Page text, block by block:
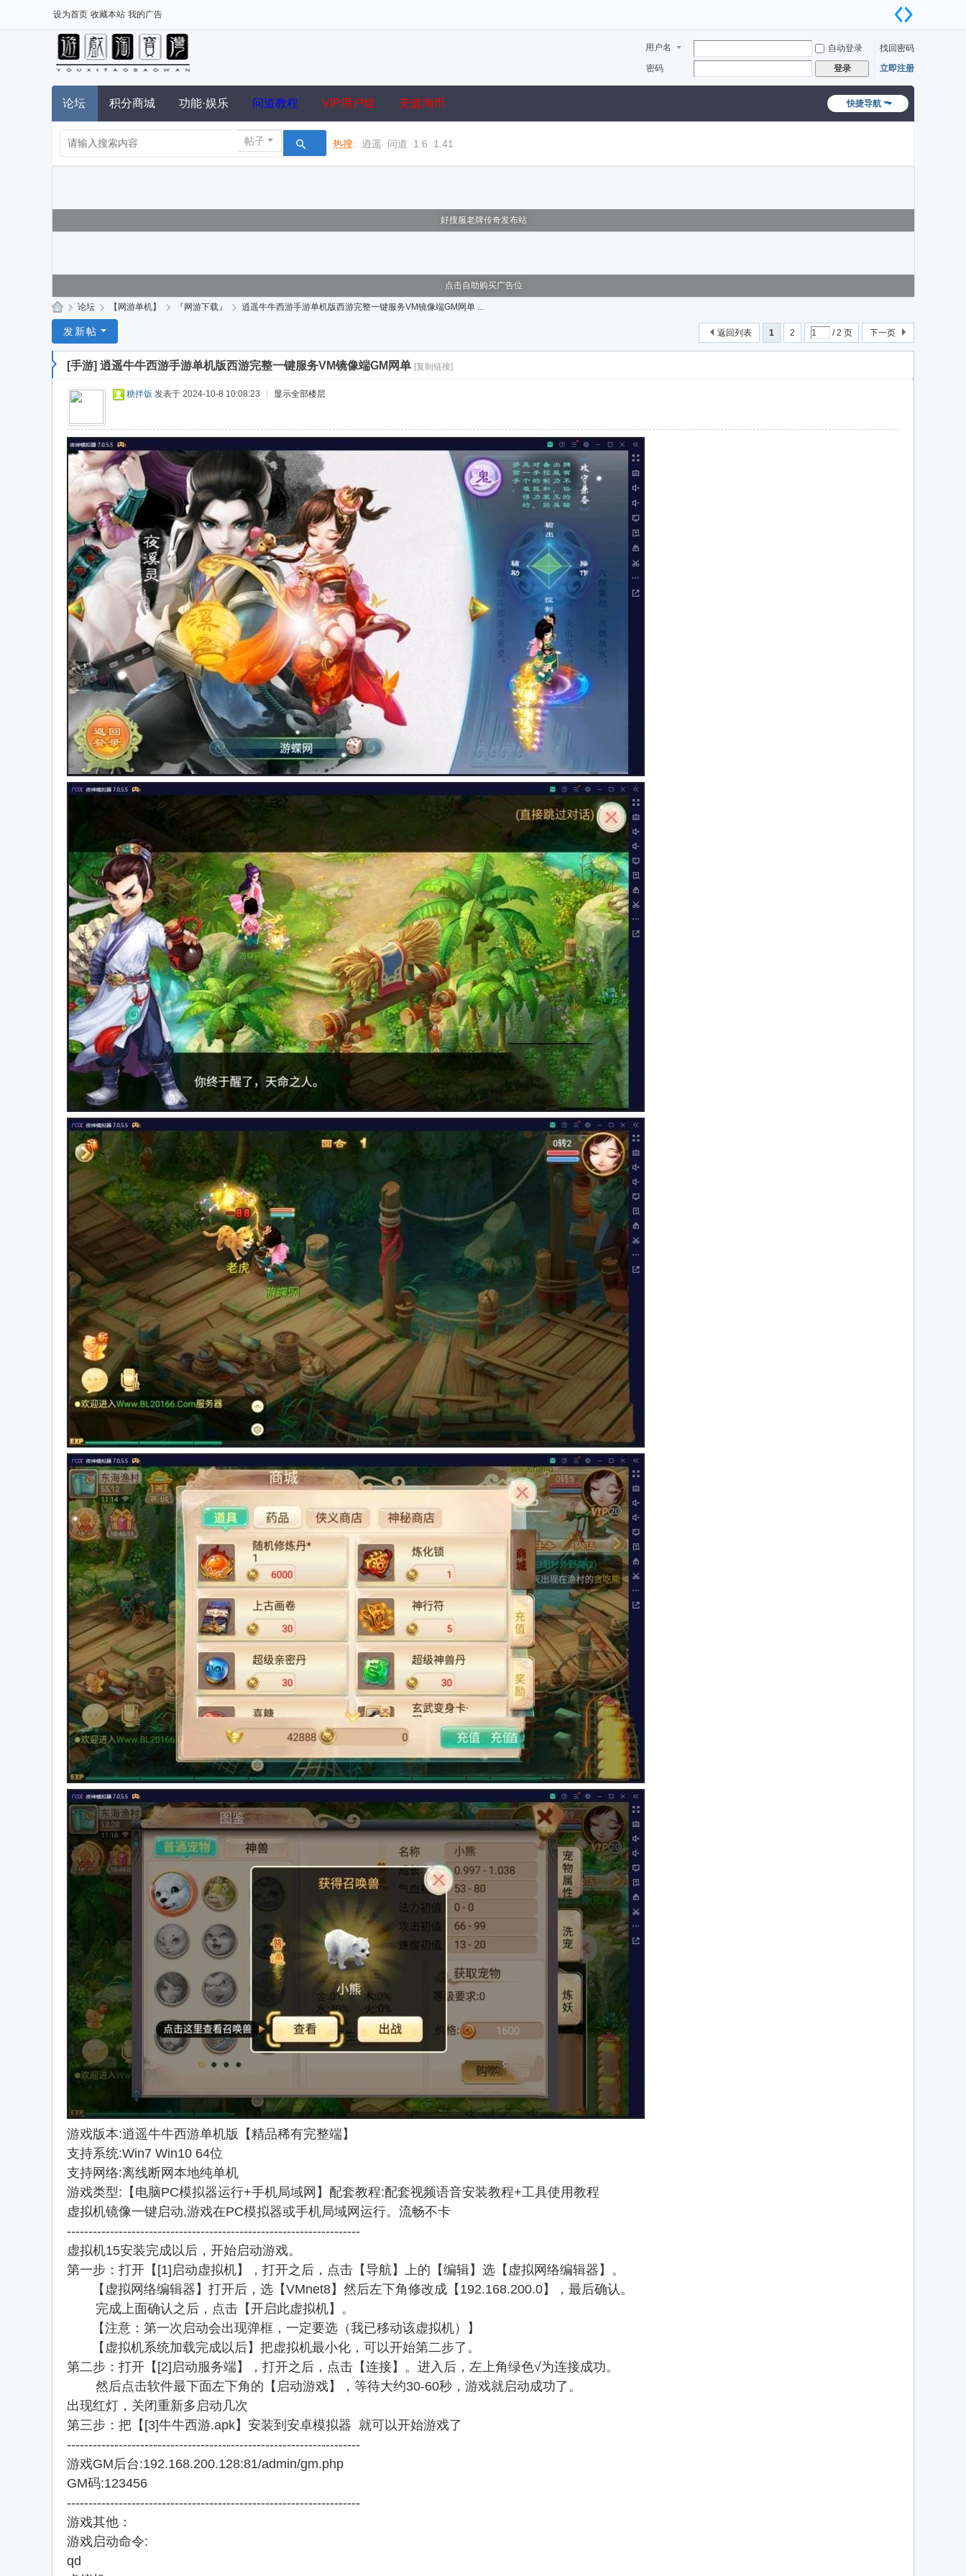
设为首页 收藏本站 我的广告
用户名 自动登录
找回密码
密码
登录 立即注册
快捷导航
论坛 积分商城 功能·娱乐 问道教程 VIP用户组 充值淘币
帖子 热搜: 逍遥 问道 1.6 1.41
好搜服老牌传奇发布站
点击自助购买广告位
戏
淘
» 论坛 › 【网游单机】 › 『网游下载』 › 逍遥牛牛西游手游单机版西游完整一键服务VM镜像端GM网单 ...
1 2 / 2 页 下一页
返回列表
发新帖
[手游] 逍遥牛牛西游手游单机版西游完整一键服务VM镜像端GM网单 [复制链接]
糖拌饭 发表于 2024-10-8 10:08:23 显示全部楼层
游戏版本:逍遥牛牛西游单机版【精品稀有完整端】
支持系统:Win7 Win10 64位
支持网络:离线断网本地纯单机
游戏类型:【电脑PC模拟器运行+手机局域网】配套教程:配套视频语音安装教程+工具使用教程
虚拟机镜像一键启动,游戏在PC模拟器或手机局域网运行。流畅不卡
--------------------------------------------------------------------
虚拟机15安装完成以后，开始启动游戏。
第一步：打开【[1]启动虚拟机】，打开之后，点击【导航】上的【编辑】选【虚拟网络编辑器】。
【虚拟网络编辑器】打开后，选【VMnet8】然后左下角修改成【192.168.200.0】，最后确认。
完成上面确认之后，点击【开启此虚拟机】。
【注意：第一次启动会出现弹框，一定要选（我已移动该虚拟机）】
【虚拟机系统加载完成以后】把虚拟机最小化，可以开始第二步了。
第二步：打开【[2]启动服务端】，打开之后，点击【连接】。进入后，左上角绿色√为连接成功。
然后点击软件最下面左下角的【启动游戏】，等待大约30-60秒，游戏就启动成功了。
出现红灯，关闭重新多启动几次
第三步：把【[3]牛牛西游.apk】安装到安卓模拟器 就可以开始游戏了
--------------------------------------------------------------------
游戏GM后台:192.168.200.128:81/admin/gm.php
GM码:123456
--------------------------------------------------------------------
游戏其他：
游戏启动命令:
qd